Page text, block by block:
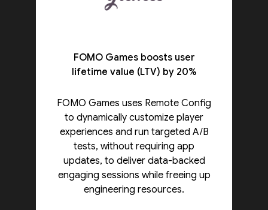
FOMO Games boosts user
lifetime value (LTV) by 20%
FOMO Games uses Remote Config
to dynamically customize player
experiences and run targeted A/B
tests, without requiring app
updates, to deliver data-backed
engaging sessions while freeing up
engineering resources.